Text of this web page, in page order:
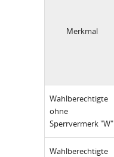
Merkmal
Wahlberechtigte
ohne
Sperrvermerk "W"
Wahlberechtigte